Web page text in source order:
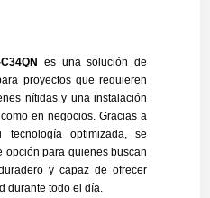
es una solución de
proyectos que requieren
nítidas y una instalación
en negocios. Gracias a
optimizada, se
opción para quienes buscan
y capaz de ofrecer
durante todo el día.